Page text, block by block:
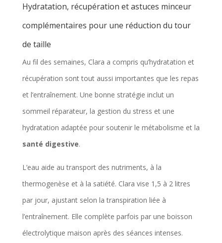
e
b
a
s
e
,
c
a
l
o
r
i
abdominale est progressive — visez 0.25–0.5
kg/semaine pour un résultat durable.
besoins ou consultez un professionnel de santé pour
un accompagnement personnalisé.
Hydratation, récupération et astuces minceur
complémentaires pour une réduction du tour
de taille
Au fil des semaines, Clara a compris qu’hydratation et
récupération sont tout aussi importantes que les repas
et l’entraînement. Une bonne stratégie inclut un
sommeil réparateur, la gestion du stress et une
hydratation adaptée pour soutenir le métabolisme et la
santé digestive.
L’eau aide au transport des nutriments, à la
thermogenèse et à la satiété. Clara vise 1,5 à 2 litres
par jour, ajustant selon la transpiration liée à
l’entraînement. Elle complète parfois par une boisson
électrolytique maison après des séances intenses.